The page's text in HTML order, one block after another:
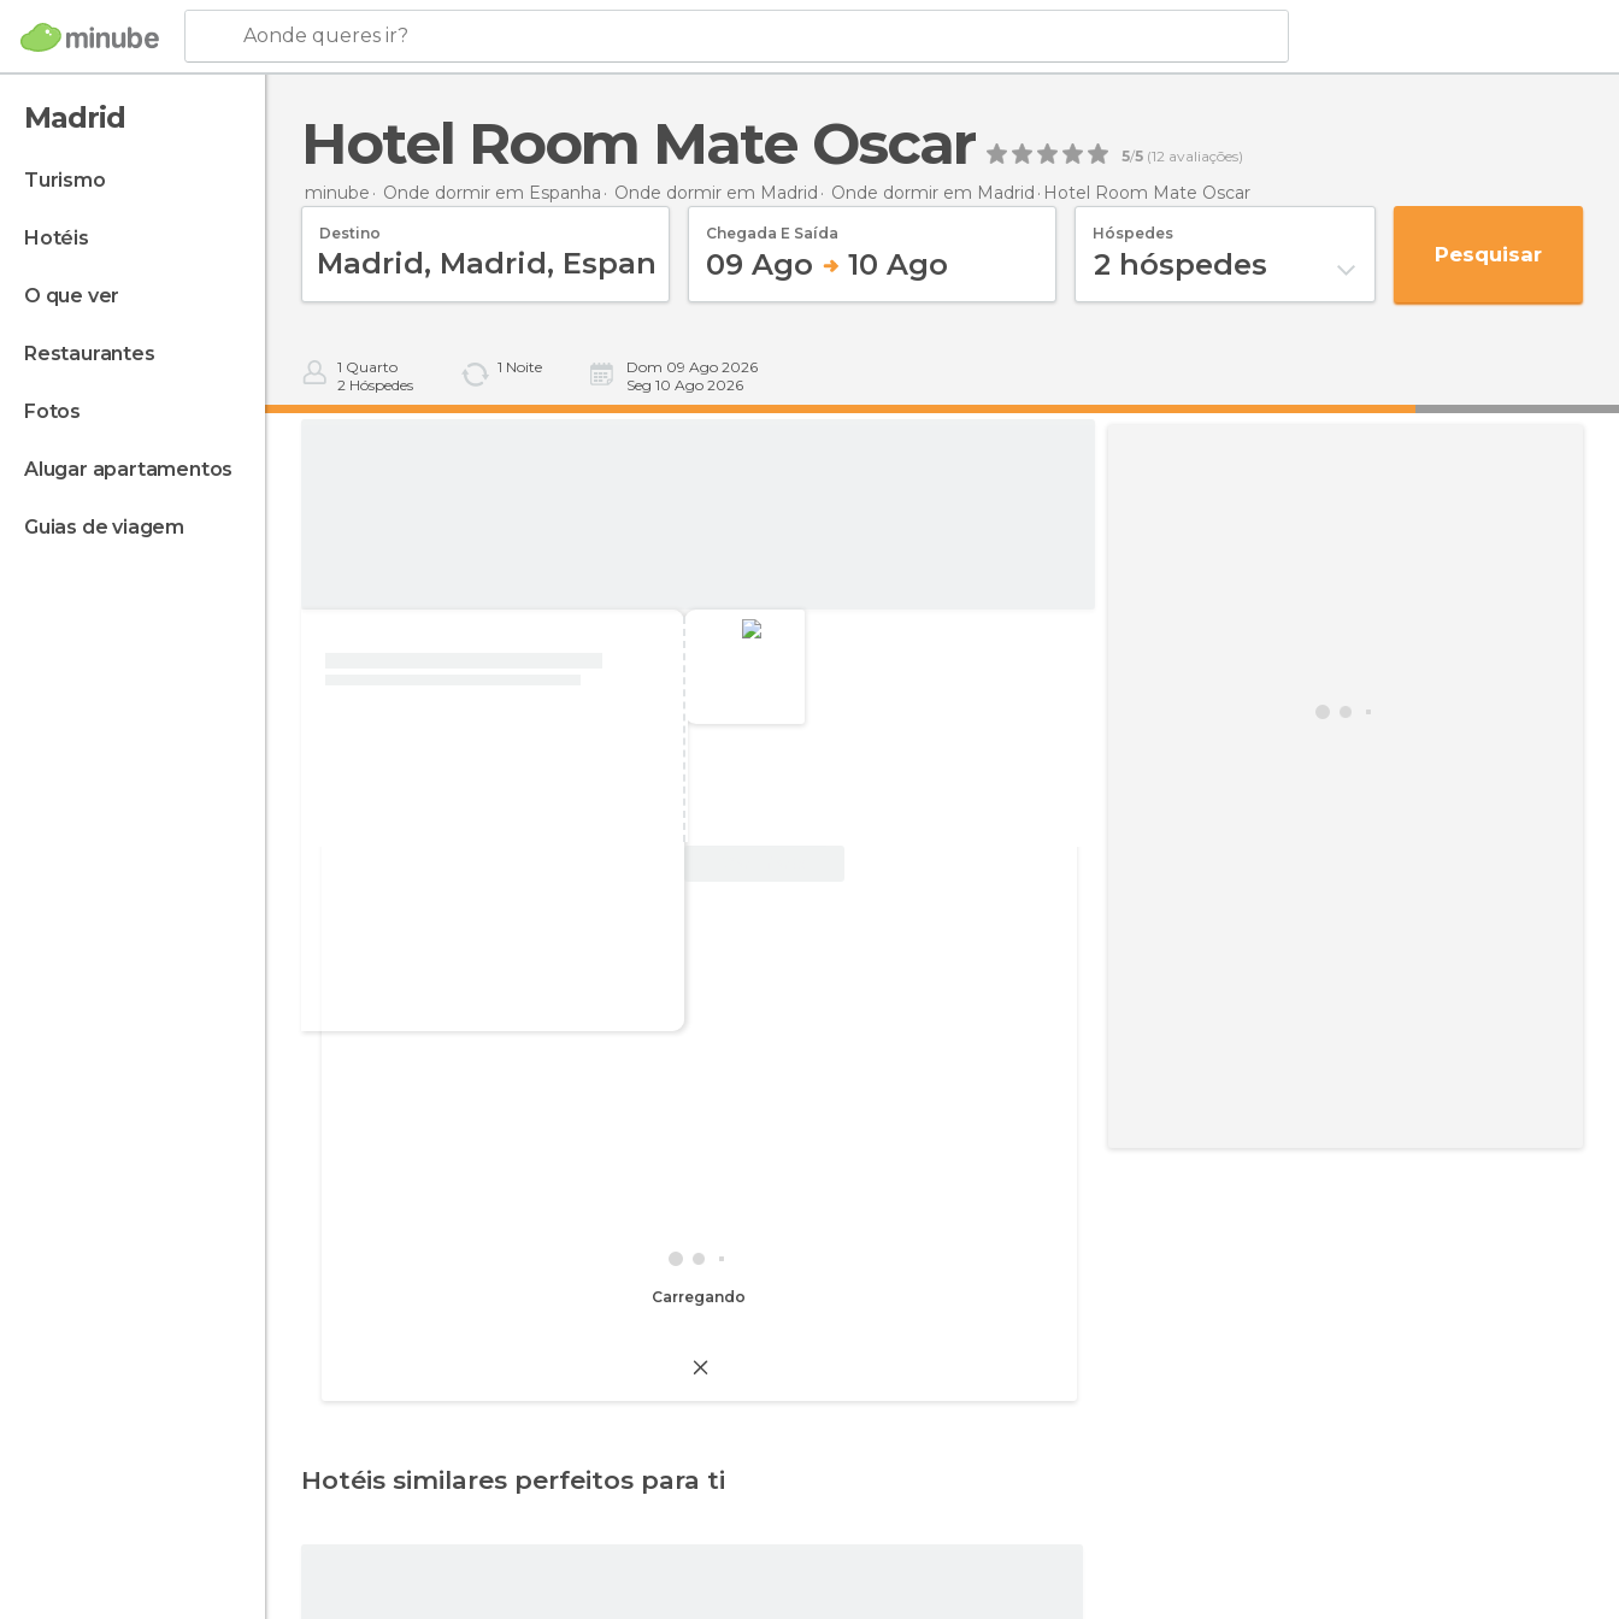
Aonde queres ir?
Madrid
turismo
hotéis
o que ver
restaurantes
fotos
alugar apartamentos
guias de viagem
Hotel Room Mate Oscar 5/5 (12 avaliações)
minube Onde dormir em Espanha Onde dormir em Madrid Onde dormir em Madrid Hotel Room Mate Oscar
Destino Chegada E Saída
09 Ago 10 Ago
Hóspedes
2 hóspedes Pesquisar
1 Quarto
2 Hóspedes
1 Noite
Dom 09 Ago 2026
Seg 10 Ago 2026
Carregando
Hotéis similares perfeitos para ti